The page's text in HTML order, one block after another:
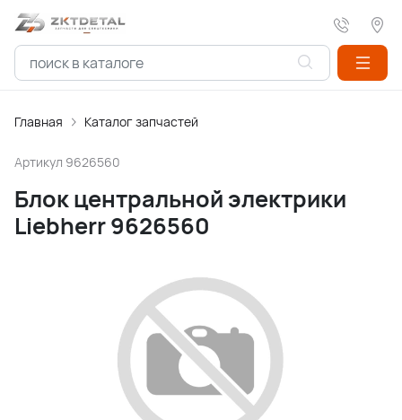
Главная Каталог запчастей
Артикул 9626560
Блок центральной электрики
Liebherr 9626560